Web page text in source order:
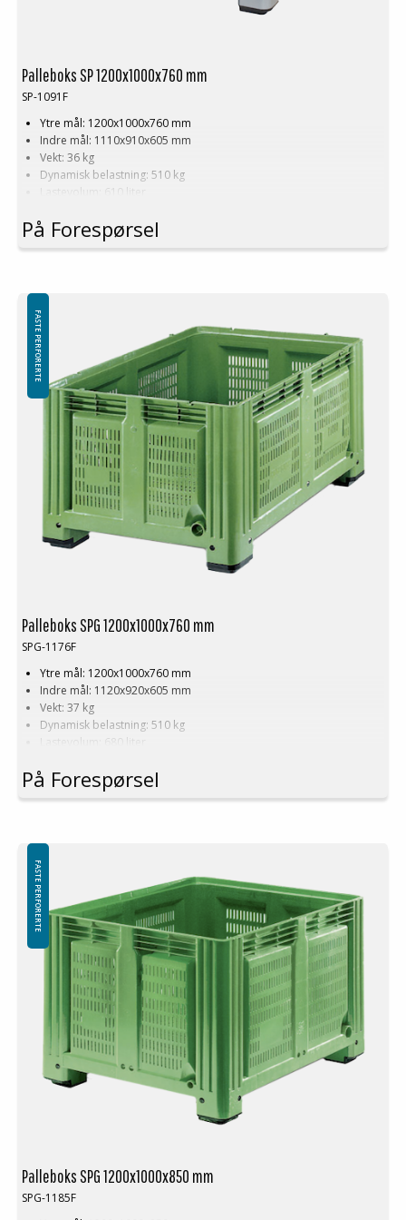
Palleboks SP 1200x1000x760 mm
SP-1091F
Ytre mål: 1200x1000x760 mm
Indre mål: 1110x910x605 mm
Vekt: 36 kg
Dynamisk belastning: 510 kg
Lastevolum: 610 liter
Standardfarge: Grå
Logistikk: 3 stk/pallplasser (120x100x240 cm)
På Forespørsel
Palleboks SPG 1200x1000x760 mm
SPG-1176F
Ytre mål: 1200x1000x760 mm
Indre mål: 1120x920x605 mm
Vekt: 37 kg
Dynamisk belastning: 510 kg
Lastevolum: 680 liter
Standardfarge: Grønn
Logistikk: 3 stk/pallplasser (120x100x240 cm)
FASTE PERFORERTE
På Forespørsel
Palleboks SPG 1200x1000x850 mm
SPG-1185F
FASTE PERFORERTE